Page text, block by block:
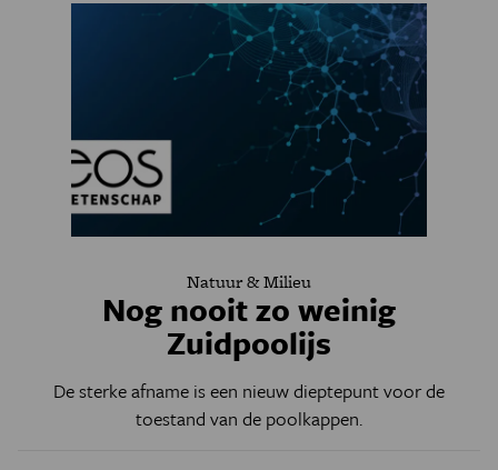
Natuur & Milieu
Nog nooit zo weinig
Zuidpoolijs
De sterke afname is een nieuw dieptepunt voor de
toestand van de poolkappen.